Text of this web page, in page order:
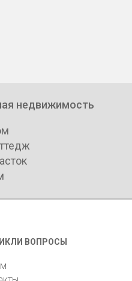
недвижимость
ВОПРОСЫ